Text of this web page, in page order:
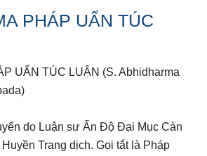
PHÁP UẨN TÚC
UẨN TÚC LUẬN (S. Abhidharma
do Luận sư Ấn Độ Đại Mục Càn
Trang dịch. Gọi tắt là Pháp